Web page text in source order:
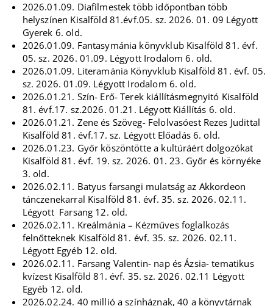
2026.01.09. Diafilmestek több időpontban több
helyszínen Kisalföld 81.évf.05. sz. 2026. 01. 09 Légyott
Gyerek 6. old.
2026.01.09. Fantasymánia könyvklub Kisalföld 81. évf.
05. sz. 2026. 01.09. Légyott Irodalom 6. old.
2026.01.09. Literamánia Könyvklub Kisalföld 81. évf. 05.
sz. 2026. 01.09. Légyott Irodalom 6. old.
2026.01.21. Szín- Erő- Terek kiállításmegnyitó Kisalföld
81. évf.17. sz.2026. 01.21. Légyott Kiállítás 6. old.
2026.01.21. Zene és Szöveg- Felolvasóest Rezes Judittal
Kisalföld 81. évf.17. sz. Légyott Előadás 6. old.
2026.01.23. Győr köszöntötte a kultúráért dolgozókat
Kisalföld 81. évf. 19. sz. 2026. 01. 23. Győr és környéke
3. old.
2026.02.11. Batyus farsangi mulatság az Akkordeon
tánczenekarral Kisalföld 81. évf. 35. sz. 2026. 02.11.
Légyott Farsang 12. old.
2026.02.11. Kreálmánia – Kézműves foglalkozás
felnőtteknek Kisalföld 81. évf. 35. sz. 2026. 02.11.
Légyott Egyéb 12. old.
2026.02.11. Farsang Valentin- nap és Ázsia- tematikus
kvízest Kisalföld 81. évf. 35. sz. 2026. 02.11 Légyott
Egyéb 12. old.
2026.02.24. 40 millió a színháznak, 40 a könyvtárnak